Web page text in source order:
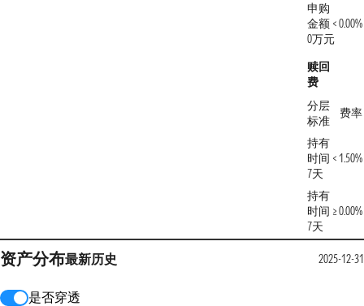
申购
金额 <
0万元
0.00%
赎回
费
分层
标准
费率
持有
时间 <
7天
1.50%
持有
时间 ≥
7天
0.00%
资产分布最新历史 2025-12-31
是否穿透